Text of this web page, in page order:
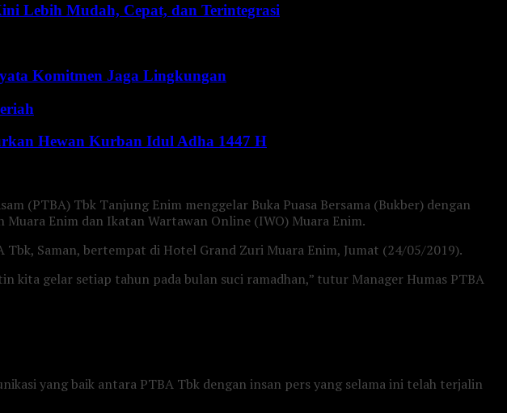
Lebih Mudah, Cepat, dan Terintegrasi
Komitmen Jaga Lingkungan
Hewan Kurban Idul Adha 1447 H
(PTBA) Tbk Tanjung Enim menggelar Buka Puasa Bersama (Bukber) dengan
Enim dan Ikatan Wartawan Online (IWO) Muara Enim.
Saman, bertempat di Hotel Grand Zuri Muara Enim, Jumat (24/05/2019).
kita gelar setiap tahun pada bulan suci ramadhan,” tutur Manager Humas PTBA
yang baik antara PTBA Tbk dengan insan pers yang selama ini telah terjalin